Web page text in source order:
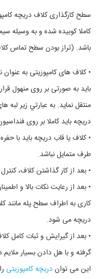
سطح كارگذاری كلاف دريچه
كاملا كوبيده شده و به وسيله
باشد. (تراز بودن سطح تماس
• كلاف های كامپوزيتی به
بايد به صورتی بر روی منهول
منتقل نمايد. به عبارتي زير
دريچه بايد كاملا بر روی
• كلاف يا قاب دريچه بايد با
طرف متمايل نباشد.
• بعد از كار گذاشتن كلاف،
• بعد از رعايت نكات بالا و
كاری به اطراف سطح پله مانند
دريچه می شود.
• بعد از گيرايش و ثبات كامل
گرفته و با هل دادن بسيار
اين می تواندريچه کامپوزیتی